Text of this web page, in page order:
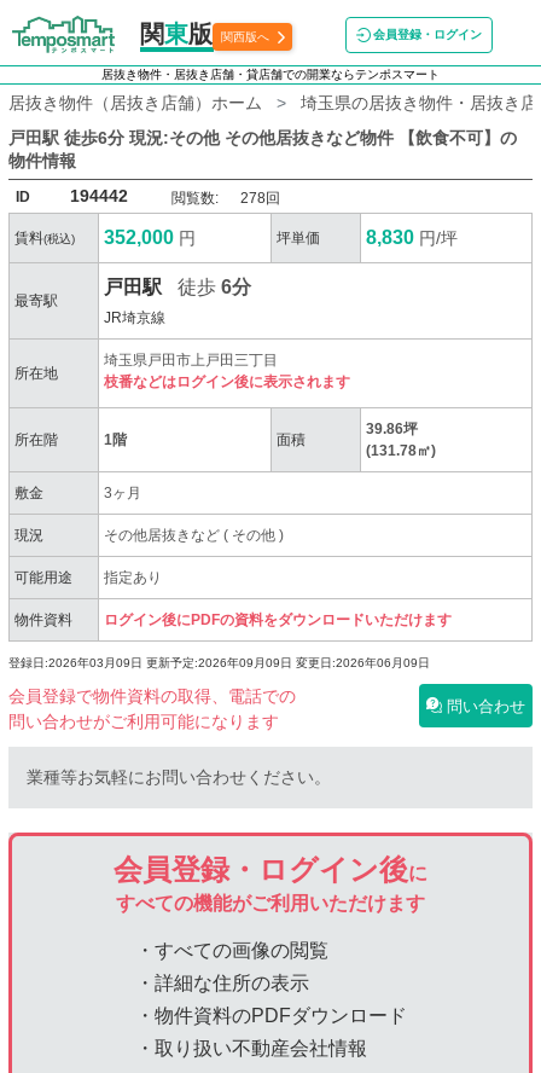
関東版 関西版へ 会員登録・ログイン
居抜き物件・居抜き店舗・貸店舗での開業ならテンポスマート
居抜き物件（居抜き店舗）ホーム
埼玉県の居抜き物件・居抜き
戸田駅 徒歩6分 現況:その他 その他居抜きなど物件 【飲食不可】 の
物件情報
ID 194442 閲覧数: 278回
賃料(税込) 352,000 円 坪単価 8,830 円/坪
最寄駅
戸田駅 徒歩6分
JR埼京線
所在地
埼玉県戸田市上戸田三丁目
枝番などはログイン後に表示されます
所在階 1階 面積
39.86坪
(131.78㎡)
敷金 3ヶ月
現況 その他居抜きなど( その他)
可能用途 指定あり
物件資料 ログイン後にPDFの資料をダウンロードいただけます
登録日:2026年03月09日 更新予定:2026年09月09日 変更日:2026年06月09日
会員登録で物件資料の取得、電話での
問い合わせがご利用可能になります
問い合わせ
業種等お気軽にお問い合わせください。
会員登録・ログイン後に
すべての機能がご利用いただけます
・すべての画像の閲覧
・詳細な住所の表示
・物件資料のPDFダウンロード
・取り扱い不動産会社情報